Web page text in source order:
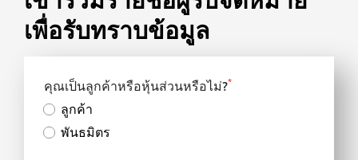
เพื่อรับทราบข้อมูล
คุณเป็นลูกค้าหรือหุ้นส่วนหรือไม่?*
ลูกค้า
พันธมิตร